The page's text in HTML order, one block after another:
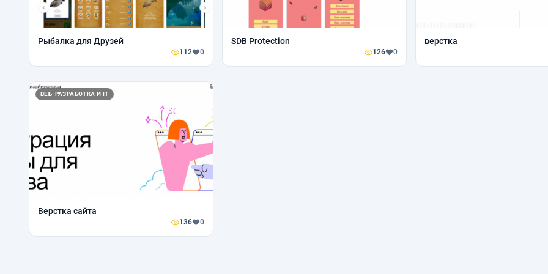
Рыбалка для Друзей
112 0
SDB Protection
126 0
верстка
ВЕБ-РАЗРАБОТКА И IT
Верстка сайта
136 0